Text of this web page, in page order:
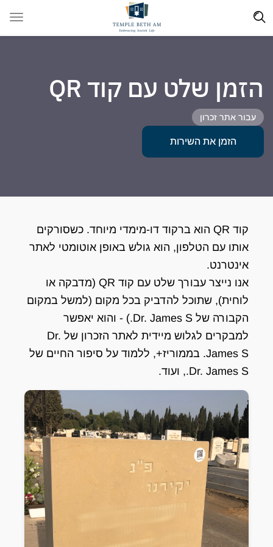
הזמן שלט עם קוד QR
עבור אתר זכרון
הזמן את השירות
קוד QR הוא ברקוד דו-מימדי מיוחד. כשסורקים
אותו עם הטלפון, הוא גולש באופן אוטומטי לאתר
אינטרנט.
אנו נייצר עבורך שלט עם קוד QR (מדבקה או
לוחית), שתוכל להדביק בכל מקום (למשל במקום
הקבורה של Dr. James S.) - והוא יאפשר
למבקרים לגלוש מיידית לאתר הזכרון של Dr.
James S. בממוריז+, ללמוד על סיפור החיים של
Dr. James S., ועוד.